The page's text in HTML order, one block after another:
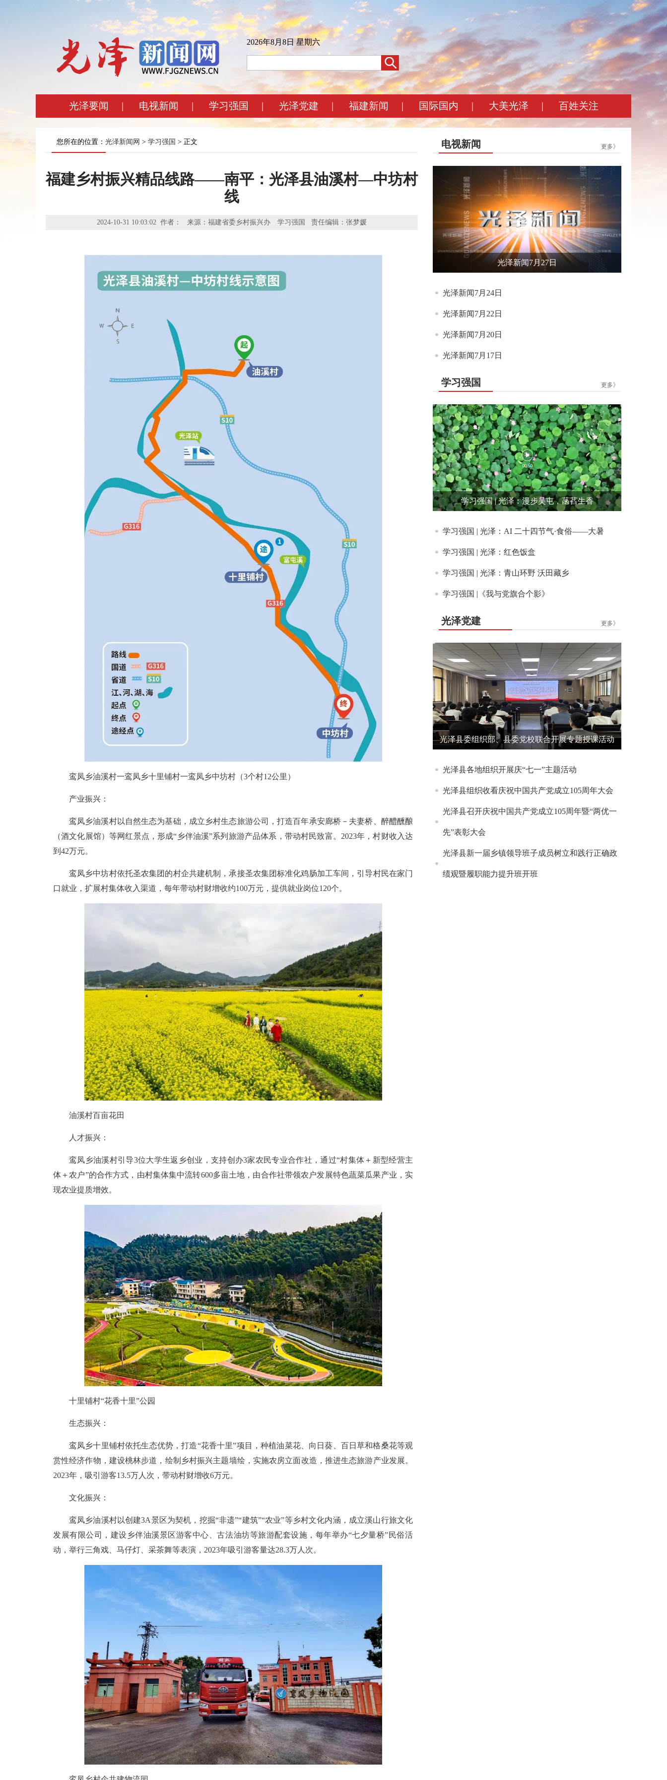
2026年8月8日 星期六
光泽要闻 | 电视新闻 | 学习强国 | 光泽党建 | 福建新闻 | 国际国内 | 大美光泽 | 百姓关注
您所在的位置： 光泽新闻网 > 学习强国 > 正文
福建乡村振兴精品线路——南平：光泽县油溪村—中坊村
线
2024-10-31 10:03:02 作者： 来源：福建省委乡村振兴办 学习强国 责任编辑：张梦媛
鸾凤乡油溪村一鸾凤乡十里铺村一鸾凤乡中坊村（3个村12公里）
产业振兴：
鸾凤乡油溪村以自然生态为基础，成立乡村生态旅游公司，打造百年承安廊桥－夫妻桥、醉醴醺酿
（酒文化展馆）等网红景点，形成“乡伴油溪”系列旅游产品体系，带动村民致富。2023年，村财收入达
到42万元。
鸾凤乡中坊村依托圣农集团的村企共建机制，承接圣农集团标准化鸡肠加工车间，引导村民在家门
口就业，扩展村集体收入渠道，每年带动村财增收约100万元，提供就业岗位120个。
油溪村百亩花田
人才振兴：
鸾凤乡油溪村引导3位大学生返乡创业，支持创办3家农民专业合作社，通过“村集体＋新型经营主
体＋农户”的合作方式，由村集体集中流转600多亩土地，由合作社带领农户发展特色蔬菜瓜果产业，实
现农业提质增效。
十里铺村“花香十里”公园
生态振兴：
鸾凤乡十里铺村依托生态优势，打造“花香十里”项目，种植油菜花、向日葵、百日草和格桑花等观
赏性经济作物，建设桃林步道，绘制乡村振兴主题墙绘，实施农房立面改造，推进生态旅游产业发展。
2023年，吸引游客13.5万人次，带动村财增收6万元。
文化振兴：
鸾凤乡油溪村以创建3A景区为契机，挖掘“非遗”“建筑”“农业”等乡村文化内涵，成立溪山行旅文化
发展有限公司，建设乡伴油溪景区游客中心、古法油坊等旅游配套设施，每年举办“七夕量桥”民俗活
动，举行三角戏、马仔灯、采茶舞等表演，2023年吸引游客量达28.3万人次。
更多》
电视新闻
光泽新闻7月27日
光泽新闻7月24日
光泽新闻7月22日
光泽新闻7月20日
光泽新闻7月17日
更多》
学习强国
学习强国 | 光泽：漫步吴屯，菡萏生香
学习强国 | 光泽：AI 二十四节气·食俗——大暑
学习强国 | 光泽：红色饭盒
学习强国 | 光泽：青山环野 沃田藏乡
学习强国 |《我与党旗合个影》
更多》
光泽党建
光泽县委组织部、县委党校联合开展专题授课活动
光泽县各地组织开展庆“七一”主题活动
光泽县组织收看庆祝中国共产党成立105周年大会
光泽县召开庆祝中国共产党成立105周年暨“两优一
先”表彰大会
光泽县新一届乡镇领导班子成员树立和践行正确政
绩观暨履职能力提升班开班